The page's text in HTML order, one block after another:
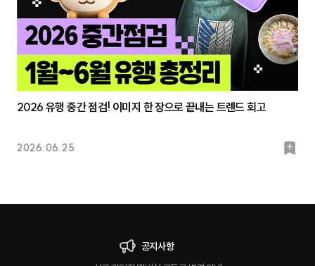
2026.06.25
북
2026 유행 중간 점검! 이미지 한 장으로 끝내는 트렌드 회고
공지사항